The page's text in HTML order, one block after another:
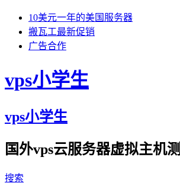
10美元一年的美国服务器
搬瓦工最新促销
广告合作
vps小学生
vps小学生
国外vps云服务器虚拟主机
搜索